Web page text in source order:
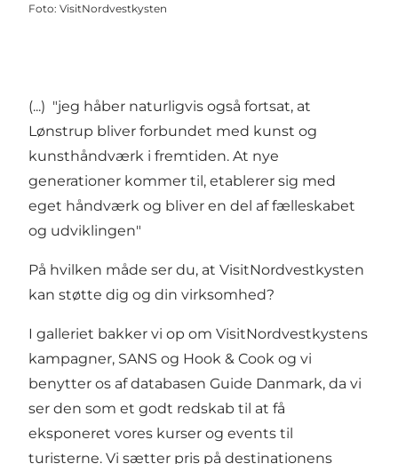
Foto: VisitNordvestkysten
(...) "jeg håber naturligvis også fortsat, at
Lønstrup bliver forbundet med kunst og
kunsthåndværk i fremtiden. At nye
generationer kommer til, etablerer sig med
eget håndværk og bliver en del af fælleskabet
og udviklingen"
På hvilken måde ser du, at VisitNordvestkysten
kan støtte dig og din virksomhed?
I galleriet bakker vi op om VisitNordvestkystens
kampagner, SANS og Hook & Cook og vi
benytter os af databasen Guide Danmark, da vi
ser den som et godt redskab til at få
eksponeret vores kurser og events til
turisterne. Vi sætter pris på destinationens